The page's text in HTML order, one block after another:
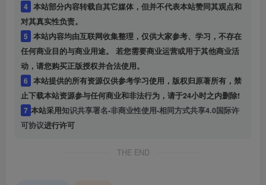
4 本站部分内容转载自其它媒体，但并不代表本站赞同其观点和
对其真实性负责。
5
任何商业目的与商业用途。 若您需要商业运营或用于其他商业活
动，请您购买正版授权并合法使用。
6 本站提供的所有资源仅供参考学习使用，版权归原著所有，禁
止下载本站资源参与任何商业和非法行为，请于24小时之内删除!
7 本站采用知识共享署名-非商业性使用-相同方式共享4.0国际许
可协议进行许可
THE END